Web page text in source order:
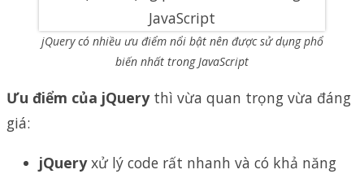
jQuery có nhiều ưu điểm nổi bật nên được sử dụng phổ
biến nhất trong JavaScript
Ưu điểm của jQuerythì vừa quan trọng vừa đáng
giá:
jQueryxử lý code rất nhanh và có khả năng